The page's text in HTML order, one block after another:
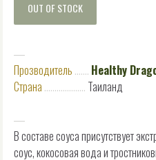
OUT OF STOCK
―
Прозводитель ....... Healthy
Страна .................... Таиланд
―
В составе соуса присутствует
соус, кокосовая вода и